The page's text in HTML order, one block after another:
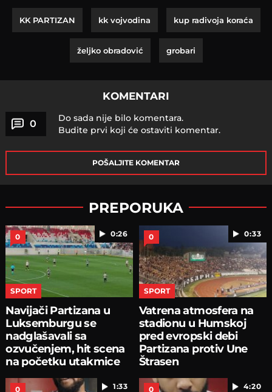
KK PARTIZAN kk vojvodina kup radivoja koraća
željko obradović grobari
KOMENTARI
0
Do sada nije bilo komentara.
Budite prvi koji će ostaviti komentar.
POŠALJITE KOMENTAR
PREPORUKA
0:26
0
SPORT
Navijači Partizana u
Luksemburgu se
nadglašavali sa
ozvučenjem, hit scena
na početku utakmice
0:33
0
SPORT
Vatrena atmosfera na
stadionu u Humskoj
pred evropski debi
Partizana protiv Une
Štrasen
1:33
0 4:20
0